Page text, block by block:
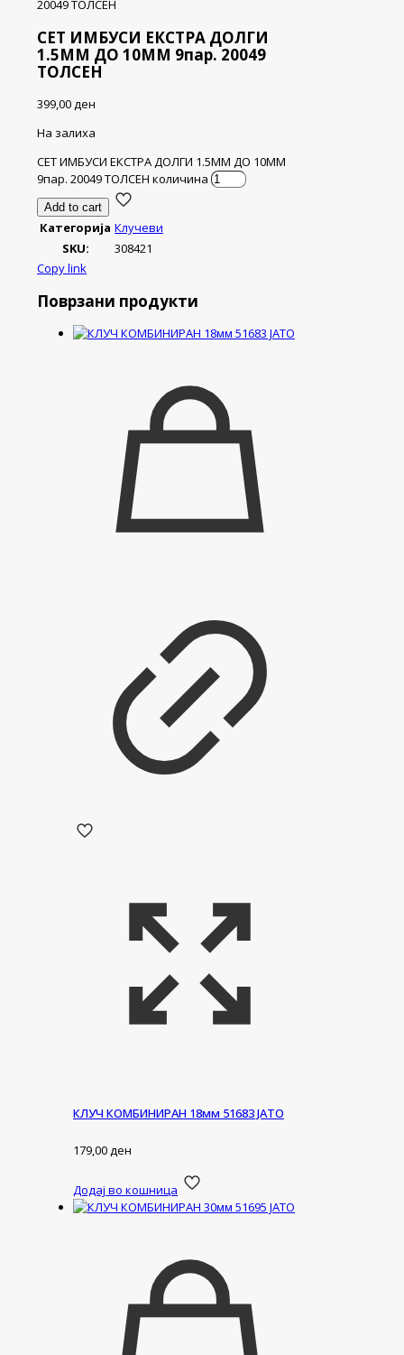
20049 ТОЛСЕН
СЕТ ИМБУСИ ЕКСТРА ДОЛГИ
1.5ММ ДО 10ММ 9пар. 20049
ТОЛСЕН
399,00ден
На залиха
СЕТ ИМБУСИ ЕКСТРА ДОЛГИ 1.5ММ ДО 10ММ
9пар. 20049 ТОЛСЕН количина
Add to cart
Категорија Клучеви
SKU:
308421
Copy link
Поврзани продукти
КЛУЧ КОМБИНИРАН 18мм 51683 ЈАТО
179,00ден
Додај во кошница